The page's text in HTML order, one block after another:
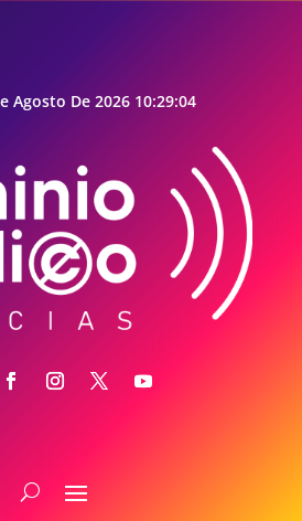
Agosto De 2026 10:29:05